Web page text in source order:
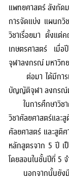
แพทยศาสตร์ สังกัด
การจัดแบ่ง แผนกวิ
วิชาเรื่อยมา ตั้งแต่
เกษตรศาสตร์ เมื่
จุฬาลงกรณ์ มหาวิท
ต่อมา ได้มีการเป
บัญญัติจุฬา ลงกรณ์
ในการศึกษาวิชา
วิชาศัลยศาสตร์และ
ศัลยศาสตร์ และสูติ
หลักสูตรจาก 5 ปี เ
โดยสอนในชั้นปีที่ 5
นอกจากนั้นยังมีก